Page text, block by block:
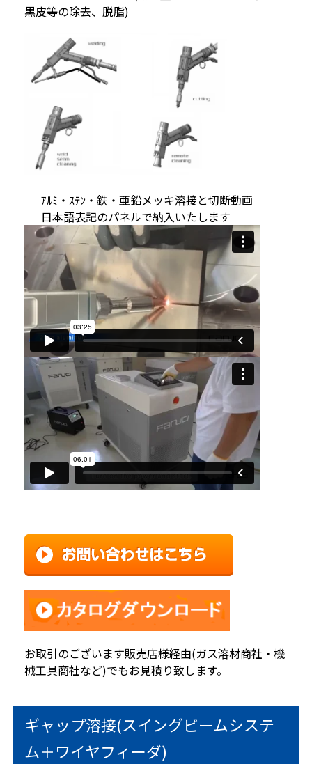
黒皮等の除去、脱脂)
ｱﾙﾐ・ｽﾃﾝ・鉄・亜鉛メッキ溶接と切断動画
日本語表記のパネルで納入いたします
お取引のございます販売店様経由(ガス溶材商社・機
械工具商社など)でもお見積り致します。
ギャップ溶接(スイングビームシステ
ム＋ワイヤフィーダ)